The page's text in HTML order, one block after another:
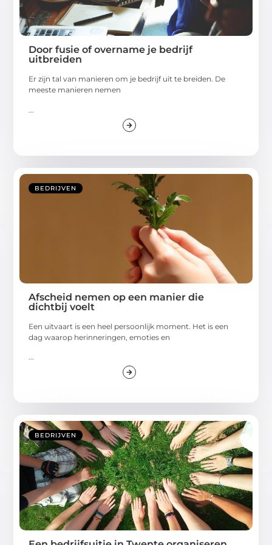
Door fusie of overname je bedrijf
uitbreiden
Er zijn tal van manieren om je bedrijf uit te breiden. De
meeste manieren nemen
BEDRIJVEN
Afscheid nemen op een manier die
dichtbij voelt
Een uitvaart is een heel persoonlijk moment. Het is een
dag waarop herinneringen, emoties en
...
BEDRIJVEN